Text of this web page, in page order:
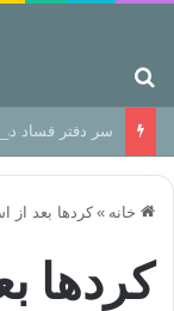
سر دفتر فساد در
خانه » کردها بعد از
کردها